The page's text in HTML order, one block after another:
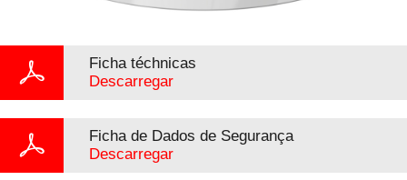
Ficha téchnicas
Descarregar
Ficha de Dados de Segurança
Descarregar